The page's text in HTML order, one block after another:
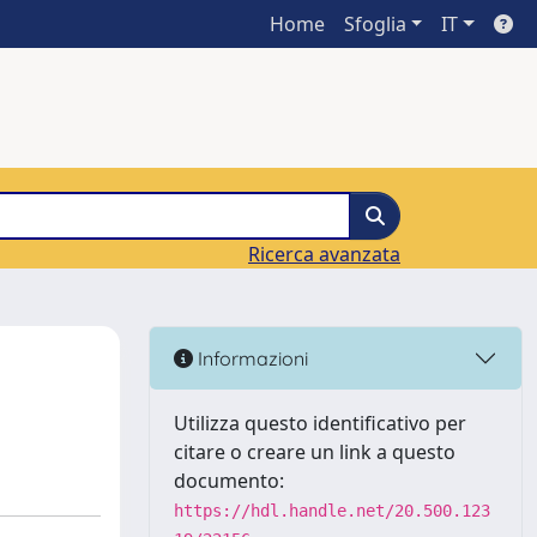
Home Sfoglia IT
Ricerca avanzata
Informazioni
Utilizza questo identificativo per
citare o creare un link a questo
documento:
https://hdl.handle.net/20.500.123